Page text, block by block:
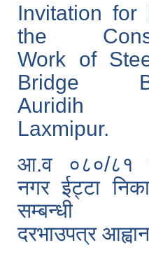
Invitation for
the
Work of
Bridge
Auridih
Laxmipur.
आ.व ०८०/८१
नगर ईट्टा
सम्बन्धी
दरभाउपत्र